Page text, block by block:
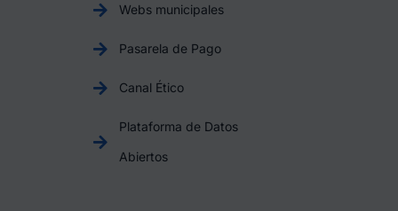
Webs municipales
Pasarela de Pago
Canal Ético
Plataforma de Datos
Abiertos